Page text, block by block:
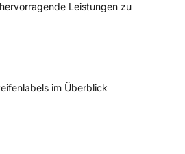
Leistungen zu
im Überblick